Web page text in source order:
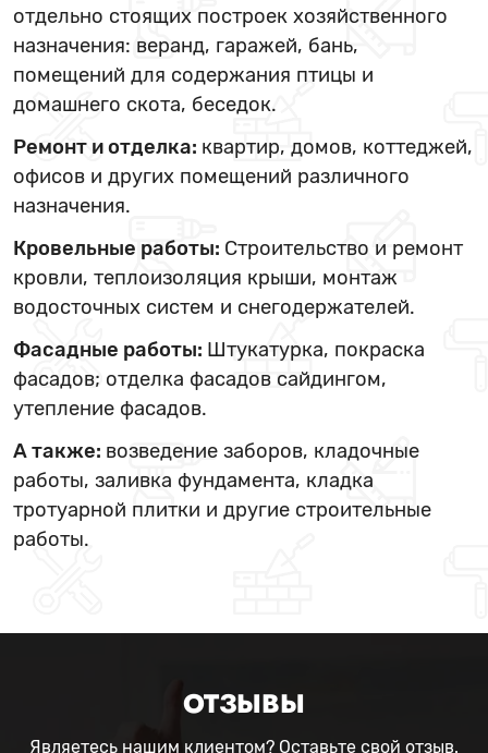
отдельно стоящих построек хозяйственного
назначения: веранд, гаражей, бань,
помещений для содержания птицы и
домашнего скота, беседок.
Ремонт и отделка: квартир, домов, коттеджей,
офисов и других помещений различного
назначения.
Кровельные работы: Строительство и ремонт
кровли, теплоизоляция крыши, монтаж
водосточных систем и снегодержателей.
Фасадные работы: Штукатурка, покраска
фасадов; отделка фасадов сайдингом,
утепление фасадов.
А также: возведение заборов, кладочные
работы, заливка фундамента, кладка
тротуарной плитки и другие строительные
работы.
ОТЗЫВЫ
Являетесь нашим клиентом? Оставьте свой отзыв.